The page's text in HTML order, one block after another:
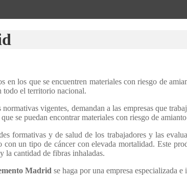
en los que se encuentren materiales con riesgo de
todo el territorio nacional.
vigentes, demandan a las empresas que
se puedan encontrar materiales con riesgo de
formativas y de salud de los trabajadores y las
un tipo de cáncer con elevada mortalidad. Este
la cantidad de fibras inhaladas.
Madrid se haga por una empresa especializada